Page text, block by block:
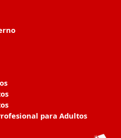
para Adultos